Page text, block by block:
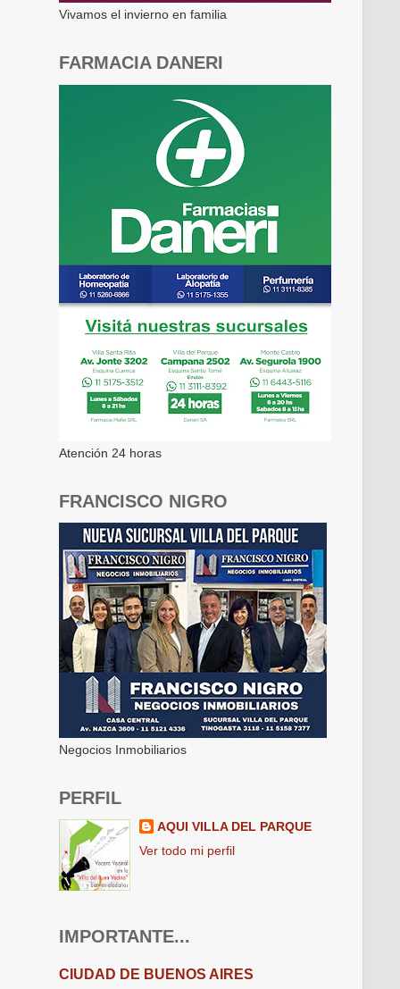
Vivamos el invierno en familia
FARMACIA DANERI
Atención 24 horas
FRANCISCO NIGRO
Negocios Inmobiliarios
PERFIL
AQUI VILLA DEL PARQUE
Ver todo mi perfil
IMPORTANTE...
CIUDAD DE BUENOS AIRES